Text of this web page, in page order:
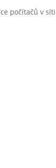
počítačů v síti